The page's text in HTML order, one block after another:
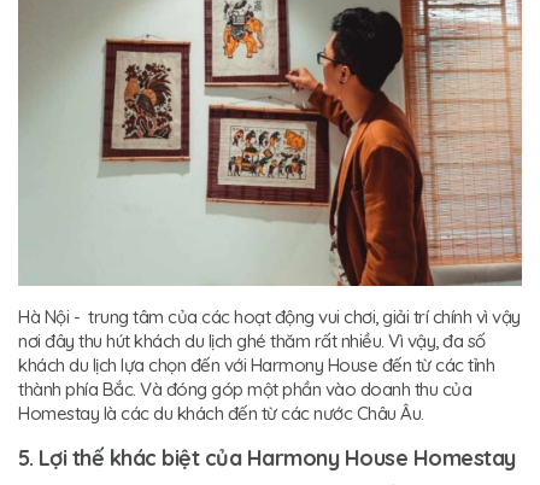
Hà Nội - trung tâm của các hoạt động vui chơi, giải trí chính vì vậy
nơi đây thu hút khách du lịch ghé thăm rất nhiều. Vì vậy, đa số
khách du lịch lựa chọn đến với Harmony House đến từ các tỉnh
thành phía Bắc. Và đóng góp một phần vào doanh thu của
Homestay là các du khách đến từ các nước Châu Âu.
5. Lợi thế khác biệt của Harmony House Homestay